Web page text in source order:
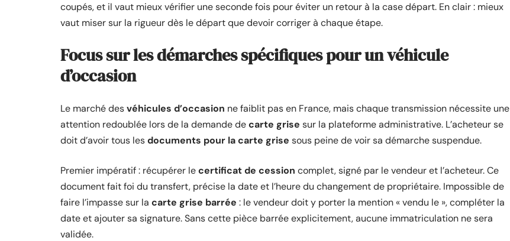
coupés, et il vaut mieux vérifier une seconde fois pour éviter un retour à la case départ. En clair : mieux
vaut miser sur la rigueur dès le départ que devoir corriger à chaque étape.
Focus sur les démarches spécifiques pour un véhicule
d’occasion
Le marché desvéhicules d’occasion ne faiblit pas en France, mais chaque transmission nécessite une
attention redoublée lors de la demande decarte grise sur la plateforme administrative. L’acheteur se
doit d’avoir tous lesdocuments pour la carte grise sous peine de voir sa démarche suspendue.
Premier impératif : récupérer lecertificat de cession complet, signé par le vendeur et l’acheteur. Ce
document fait foi du transfert, précise la date et l’heure du changement de propriétaire. Impossible de
faire l’impasse sur la carte grise barrée : le vendeur doit y porter la mention « vendu le », compléter la
date et ajouter sa signature. Sans cette pièce barrée explicitement, aucune immatriculation ne sera
validée.